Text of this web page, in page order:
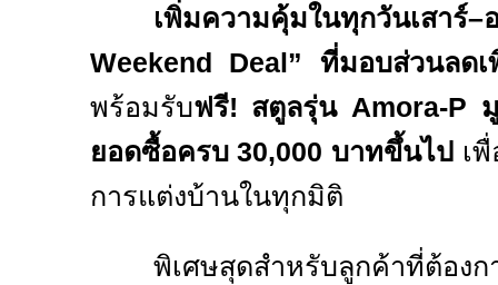
เพิ่มความคุ้มในทุกวันเสา
Weekend Deal”ที่มอบส่วนลด
พร้อมรับฟรี! สตูลรุ่น Amora-P
ยอดซื้อครบ30,000 บาทขึ้นไป เ
การแต่งบ้านในทุกมิติ
พิเศษสุดสำหรับลูกค้าที่ต้อ